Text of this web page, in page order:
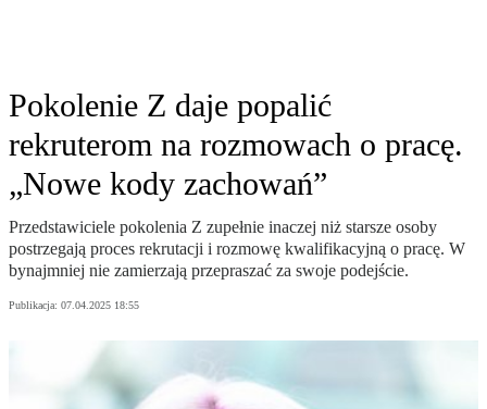
Pokolenie Z daje popalić
rekruterom na rozmowach o pracę.
„Nowe kody zachowań”
Przedstawiciele pokolenia Z zupełnie inaczej niż starsze osoby
postrzegają proces rekrutacji i rozmowę kwalifikacyjną o pracę. W
bynajmniej nie zamierzają przepraszać za swoje podejście.
Publikacja: 07.04.2025 18:55